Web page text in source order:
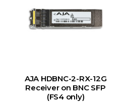
AJA HDBNC-2-RX-12G
Receiver on BNC SFP
(FS4 only)